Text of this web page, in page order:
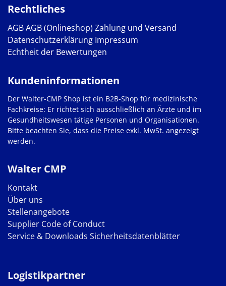
Rechtliches
AGBAGB (Onlineshop) Zahlung und Versand
Datenschutzerklärung Impressum
Echtheit der Bewertungen
Walter CMP
Kontakt
Über uns
Stellenangebote
Supplier Code of Conduct
Service & Downloads Sicherheitsdatenblätter
Kundeninformationen
Der Walter-CMP Shop ist ein B2B-Shop für medizinische
Fachkreise: Er richtet sich ausschließlich an Ärzte und im
Gesundheitswesen tätige Personen und Organisationen.
Bitte beachten Sie, dass die Preise exkl. MwSt. angezeigt
werden.
Logistikpartner